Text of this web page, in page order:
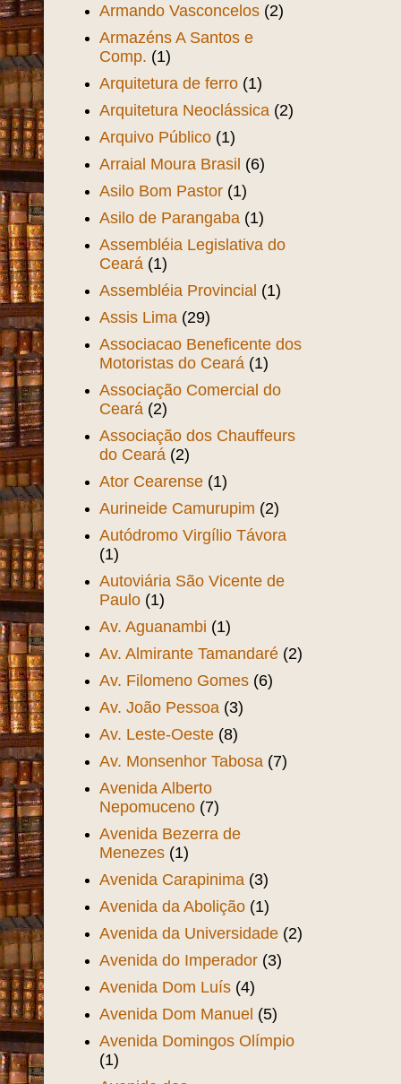
Armando Vasconcelos (2)
Armazéns A Santos e
Comp. (1)
Arquitetura de ferro (1)
Arquitetura Neoclássica (2)
Arquivo Público (1)
Arraial Moura Brasil (6)
Asilo Bom Pastor (1)
Asilo de Parangaba (1)
Assembléia Legislativa do
Ceará (1)
Assembléia Provincial (1)
Assis Lima (29)
Associacao Beneficente dos
Motoristas do Ceará (1)
Associação Comercial do
Ceará (2)
Associação dos Chauffeurs
do Ceará (2)
Ator Cearense (1)
Aurineide Camurupim (2)
Autódromo Virgílio Távora
(1)
Autoviária São Vicente de
Paulo (1)
Av. Aguanambi (1)
Av. Almirante Tamandaré (2)
Av. Filomeno Gomes (6)
Av. João Pessoa (3)
Av. Leste-Oeste (8)
Av. Monsenhor Tabosa (7)
Avenida Alberto
Nepomuceno (7)
Avenida Bezerra de
Menezes (1)
Avenida Carapinima (3)
Avenida da Abolição (1)
Avenida da Universidade (2)
Avenida do Imperador (3)
Avenida Dom Luís (4)
Avenida Dom Manuel (5)
Avenida Domingos Olímpio
(1)